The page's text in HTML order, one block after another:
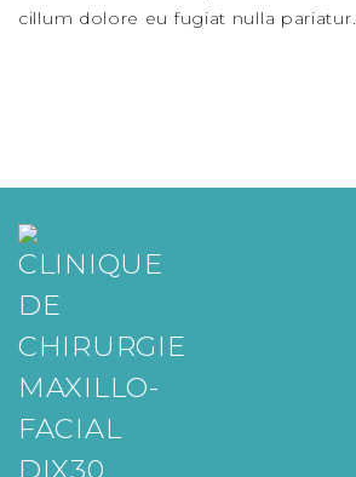
cillum dolore eu fugiat nulla pariatur.